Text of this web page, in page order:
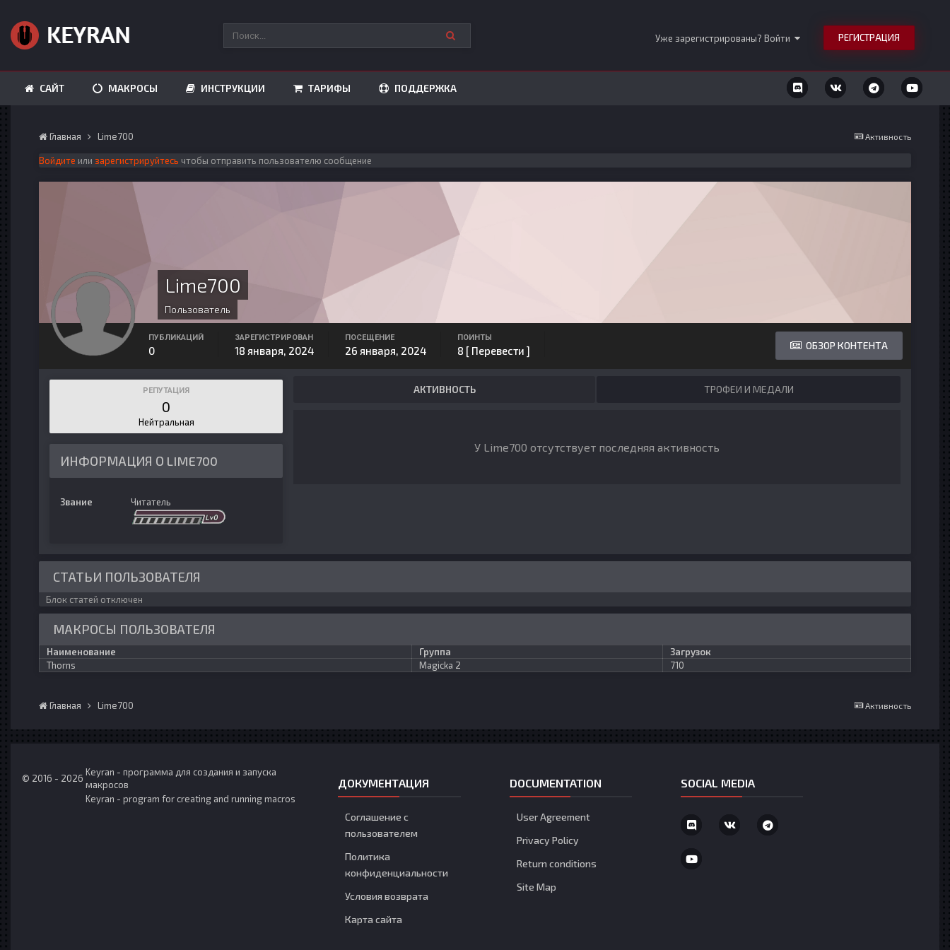
Уже зарегистрированы? Войти РЕГИСТРАЦИЯ
САЙТ МАКРОСЫ ИНСТРУКЦИИ ТАРИФЫ ПОДДЕРЖКА
Активность
Главная Lime700
Войдите или зарегистрируйтесь чтобы отправить пользователю сообщение
Lime700
Пользователь
ОБЗОР КОНТЕНТА
ПУБЛИКАЦИЙ
0
ЗАРЕГИСТРИРОВАН
18 января, 2024
ПОСЕЩЕНИЕ
26 января, 2024
ПОИНТЫ
8 [ Перевести ]
РЕПУТАЦИЯ
0
Нейтральная
ИНФОРМАЦИЯ О LIME700
Звание Читатель
АКТИВНОСТЬ ТРОФЕИ И МЕДАЛИ
У Lime700 отсутствует последняя активность
СТАТЬИ ПОЛЬЗОВАТЕЛЯ
Блок статей отключен
МАКРОСЫ ПОЛЬЗОВАТЕЛЯ
Наименование Группа
Загрузок
Thorns
Magicka 2 710
Активность
Главная Lime700
© 2016 - 2026
Keyran - программа для создания и запуска
макросов
Keyran - program for creating and running macros
ДОКУМЕНТАЦИЯ
Соглашение с
пользователем
Политика
конфиденциальности
Условия возврата
Карта сайта
DOCUMENTATION
User Agreement
Privacy Policy
Return conditions
Site Map
SOCIAL MEDIA